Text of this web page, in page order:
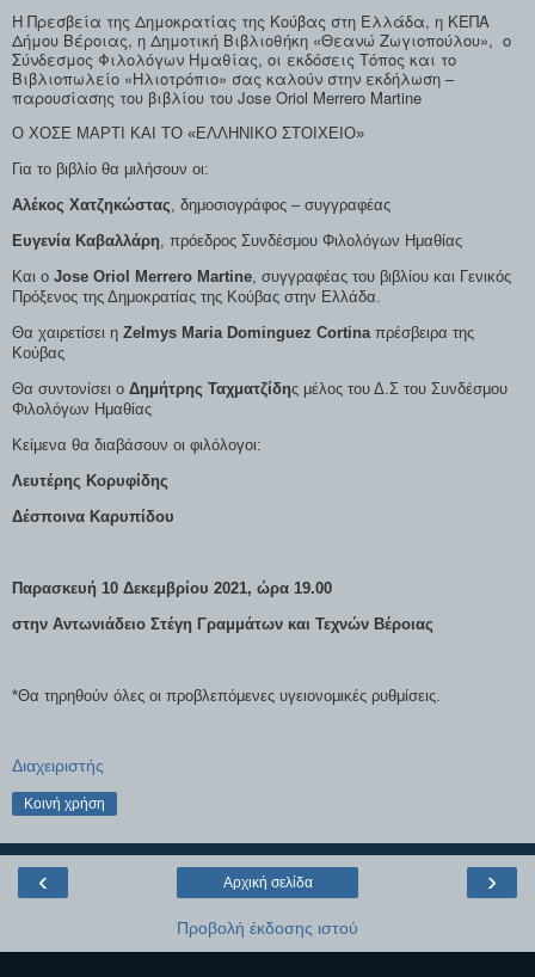
Η Πρεσβεία της Δημοκρατίας της Κούβας στη Ελλάδα, η ΚΕΠΑ
Δήμου Βέροιας, η Δημοτική Βιβλιοθήκη «Θεανώ Ζωγιοπούλου», ο
Σύνδεσμος Φιλολόγων Ημαθίας, οι εκδόσεις Τόπος και το
Βιβλιοπωλείο «Ηλιοτρόπιο» σας καλούν στην εκδήλωση –
παρουσίασης του βιβλίου του Jose Oriol Merrero Martine
Ο ΧΟΣΕ ΜΑΡΤΙ ΚΑΙ ΤΟ «ΕΛΛΗΝΙΚΟ ΣΤΟΙΧΕΙΟ»
Για το βιβλίο θα μιλήσουν οι:
Αλέκος Χατζηκώστας, δημοσιογράφος – συγγραφέας
Ευγενία Καβαλλάρη, πρόεδρος Συνδέσμου Φιλολόγων Ημαθίας
Και ο Jose Oriol Merrero Martine, συγγραφέας του βιβλίου και Γενικός
Πρόξενος της Δημοκρατίας της Κούβας στην Ελλάδα.
Θα χαιρετίσει η Zelmys Maria Dominguez Cortinaπρέσβειρα της
Κούβας
Θα συντονίσει ο Δημήτρης Ταχματζίδης μέλος του Δ.Σ του Συνδέσμου
Φιλολόγων Ημαθίας
Κείμενα θα διαβάσουν οι φιλόλογοι:
Λευτέρης Κορυφίδης
Δέσποινα Καρυπίδου
Παρασκευή 10 Δεκεμβρίου 2021, ώρα 19.00
στην Αντωνιάδειο Στέγη Γραμμάτων και Τεχνών Βέροιας
*Θα τηρηθούν όλες οι προβλεπόμενες υγειονομικές ρυθμίσεις.
Διαχειριστής
Κοινή χρήση
‹ ›
Αρχική σελίδα
Προβολή έκδοσης ιστού